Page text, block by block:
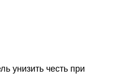
унизить честь при